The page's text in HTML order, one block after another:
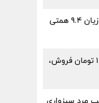
سایپا زیر تیغ اعداد؛ افت ۲۵ درصدی فروش و زیان ۹.۴ همتی
زیان ۲۲.۵ همتی ایران‌خودرو در سه ماه؛ هر ۱۰۰ تومان فروش،